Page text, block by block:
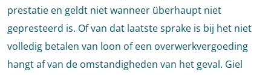
prestatie en geldt niet wanneer überhaupt niet
gepresteerd is. Of van dat laatste sprake is bij het niet
volledig betalen van loon of een overwerkvergoeding
hangt af van de omstandigheden van het geval. Giel